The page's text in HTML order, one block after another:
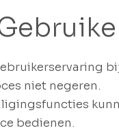
niet negeren.
bedienen.